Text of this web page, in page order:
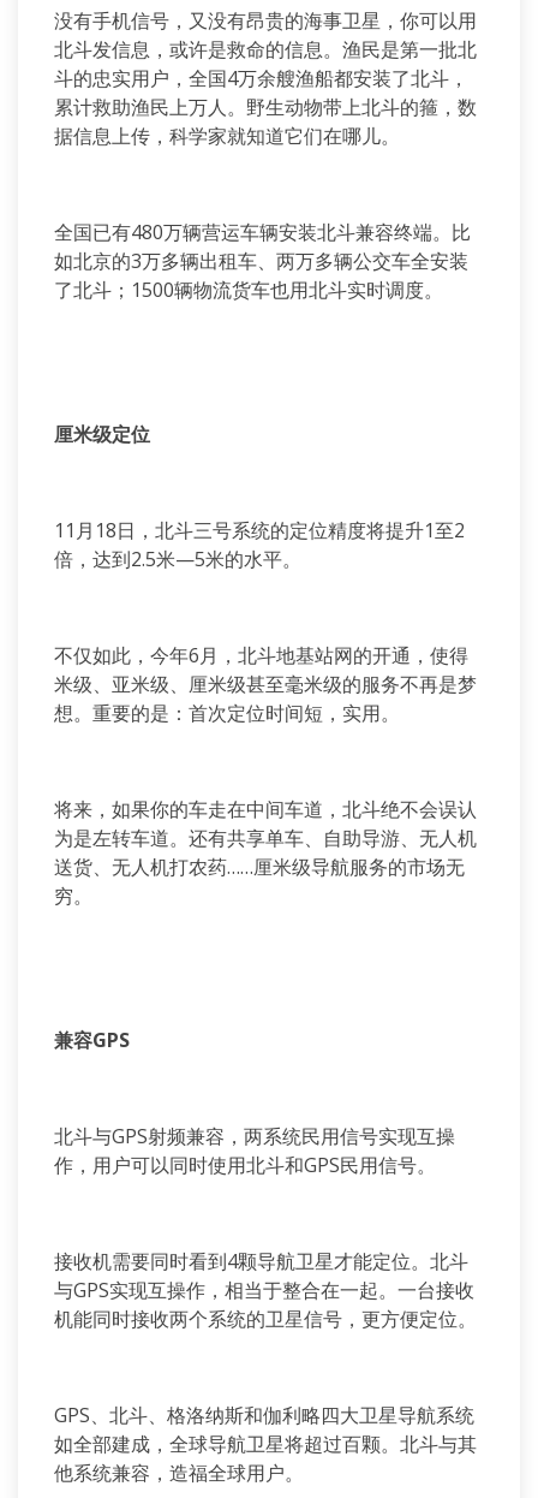
没有手机信号，又没有昂贵的海事卫星，你可以用
北斗发信息，或许是救命的信息。渔民是第一批北
斗的忠实用户，全国4万余艘渔船都安装了北斗，
累计救助渔民上万人。野生动物带上北斗的箍，数
据信息上传，科学家就知道它们在哪儿。
全国已有480万辆营运车辆安装北斗兼容终端。比
如北京的3万多辆出租车、两万多辆公交车全安装
了北斗；1500辆物流货车也用北斗实时调度。
厘米级定位
11月18日，北斗三号系统的定位精度将提升1至2
倍，达到2.5米—5米的水平。
不仅如此，今年6月，北斗地基站网的开通，使得
米级、亚米级、厘米级甚至毫米级的服务不再是梦
想。重要的是：首次定位时间短，实用。
将来，如果你的车走在中间车道，北斗绝不会误认
为是左转车道。还有共享单车、自助导游、无人机
送货、无人机打农药……厘米级导航服务的市场无
穷。
兼容GPS
北斗与GPS射频兼容，两系统民用信号实现互操
作，用户可以同时使用北斗和GPS民用信号。
接收机需要同时看到4颗导航卫星才能定位。北斗
与GPS实现互操作，相当于整合在一起。一台接收
机能同时接收两个系统的卫星信号，更方便定位。
GPS、北斗、格洛纳斯和伽利略四大卫星导航系统
如全部建成，全球导航卫星将超过百颗。北斗与其
他系统兼容，造福全球用户。